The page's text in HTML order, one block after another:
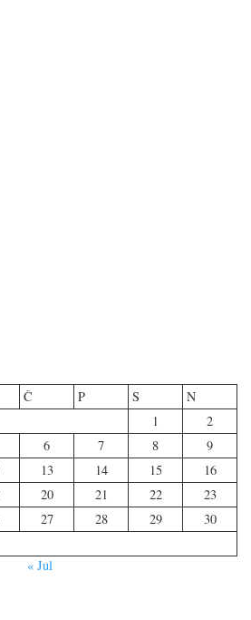
Č P S
N
1
2
6 7 8
9
13 14 15
16
20 21 22
23
27 28 29
30
« Jul